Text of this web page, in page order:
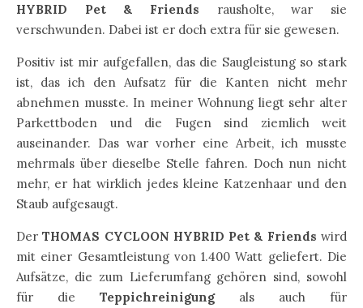
HYBRID Pet & Friends rausholte, war sie
verschwunden. Dabei ist er doch extra für sie gewesen.
Positiv ist mir aufgefallen, das die Saugleistung so stark
ist, das ich den Aufsatz für die Kanten nicht mehr
abnehmen musste. In meiner Wohnung liegt sehr alter
Parkettboden und die Fugen sind ziemlich weit
auseinander. Das war vorher eine Arbeit, ich musste
mehrmals über dieselbe Stelle fahren. Doch nun nicht
mehr, er hat wirklich jedes kleine Katzenhaar und den
Staub aufgesaugt.
DerTHOMAS CYCLOON HYBRID Pet & Friends wird
mit einer Gesamtleistung von 1.400 Watt geliefert. Die
Aufsätze, die zum Lieferumfang gehören sind, sowohl
für die Teppichreinigungals auch für